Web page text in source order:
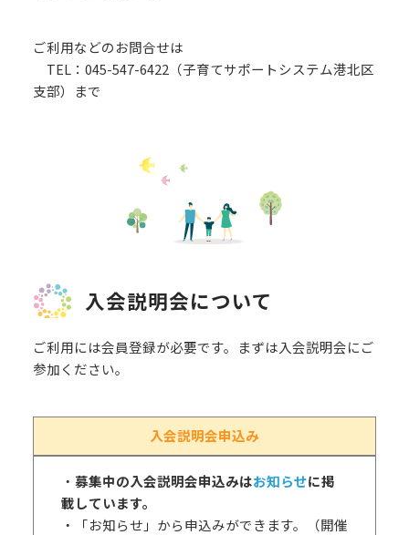
ご利用などのお問合せは
TEL：045-547-6422（子育てサポートシステム港北区
支部）まで
入会説明会について
ご利用には会員登録が必要です。まずは入会説明会にご
参加ください。
入会説明会申込み
・ 募集中の入会説明会申込みはお知らせに掲
載しています。
・「お知らせ」から申込みができます。（開催